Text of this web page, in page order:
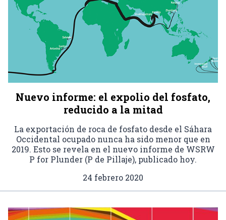
Nuevo informe: el expolio del fosfato,
reducido a la mitad
La exportación de roca de fosfato desde el Sáhara
Occidental ocupado nunca ha sido menor que en
2019. Esto se revela en el nuevo informe de WSRW
P for Plunder (P de Pillaje), publicado hoy.
24 febrero 2020